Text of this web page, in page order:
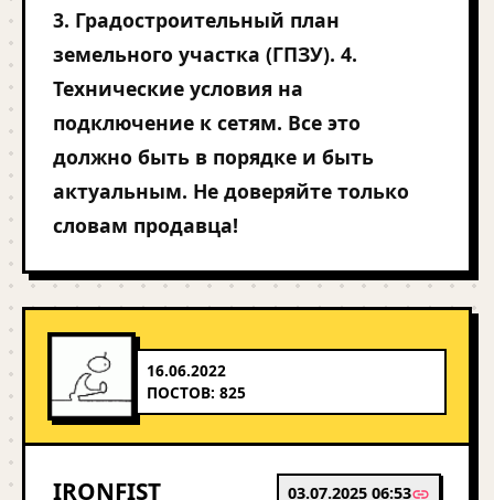
3. Градостроительный план
земельного участка (ГПЗУ). 4.
Технические условия на
подключение к сетям. Все это
должно быть в порядке и быть
актуальным. Не доверяйте только
словам продавца!
16.06.2022
ПОСТОВ: 825
IRONFIST 03.07.2025 06:53